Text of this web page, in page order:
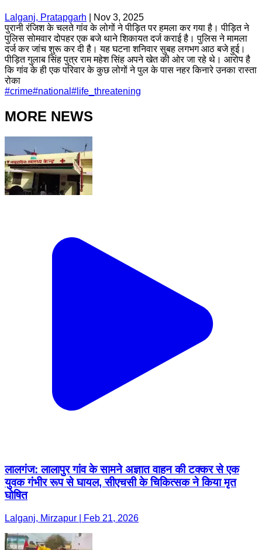
Lalganj, Pratapgarh
Nov 3, 2025
पुरानी रंजिश के चलते गांव के लोगों ने पीड़ित पर हमला कर गया है। पीड़ित ने
पुलिस सोमवार दोपहर एक बजे थाने शिकायत दर्ज कराई है। पुलिस ने मामला
दर्ज कर जांच शुरू कर दी है। यह घटना शनिवार सुबह लगभग आठ बजे हुई।
पीड़ित गुलाब सिंह पुत्र राम महेश सिंह अपने खेत की ओर जा रहे थे। आरोप है
कि गांव के ही एक परिवार के कुछ लोगों ने पुल के पास नहर किनारे उनका रास्ता
रोका
#crime#national # life_threatening
MORE NEWS
लालगंज: लालापुर गांव के सामने अज्ञात वाहन की टक्कर से एक
युवक गंभीर रूप से घायल, सीएचसी के चिकित्सक ने किया मृत
घोषित
Lalganj, Mirzapur | Feb 21, 2026